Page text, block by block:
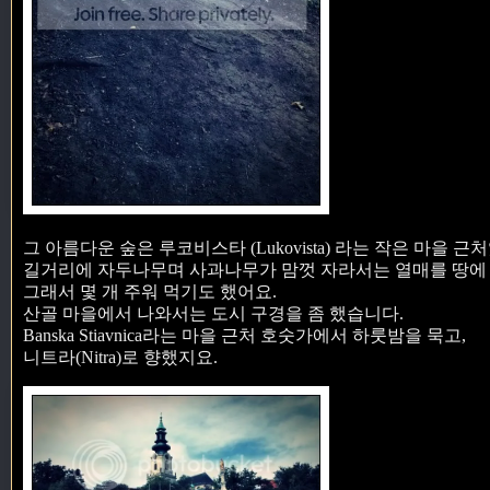
그 아름다운 숲은 루코비스타 (Lukovista) 라는 작은 마을 근
길거리에 자두나무며 사과나무가 맘껏 자라서는 열매를 땅
그래서 몇 개 주워 먹기도 했어요.
산골 마을에서 나와서는 도시 구경을 좀 했습니다.
Banska Stiavnica라는 마을 근처 호숫가에서 하룻밤을 묵고,
니트라(Nitra)로 향했지요.